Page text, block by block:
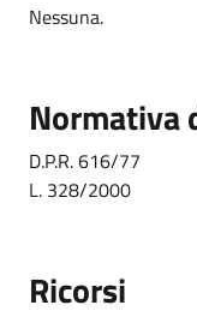
Nessuna.
Normativa
D.P.R. 616/77
L. 328/2000
Ricorsi